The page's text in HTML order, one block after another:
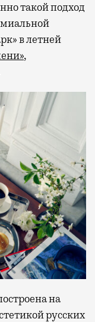
такой подход
в летней
,
на
русских